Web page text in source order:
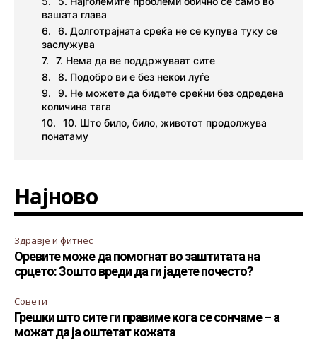
вашата глава
6. Долготрајната среќа не се купува туку се
заслужува
7. Нема да ве поддржуваат сите
8. Подобро ви е без некои луѓе
9. Не можете да бидете среќни без одредена
количина тага
10. Што било, било, животот продолжува
понатаму
Најново
Здравје и фитнес
Оревите може да помогнат во заштитата на
срцето: Зошто вреди да ги јадете почесто?
Совети
Грешки што сите ги правиме кога се сончаме – а
можат да ја оштетат кожата